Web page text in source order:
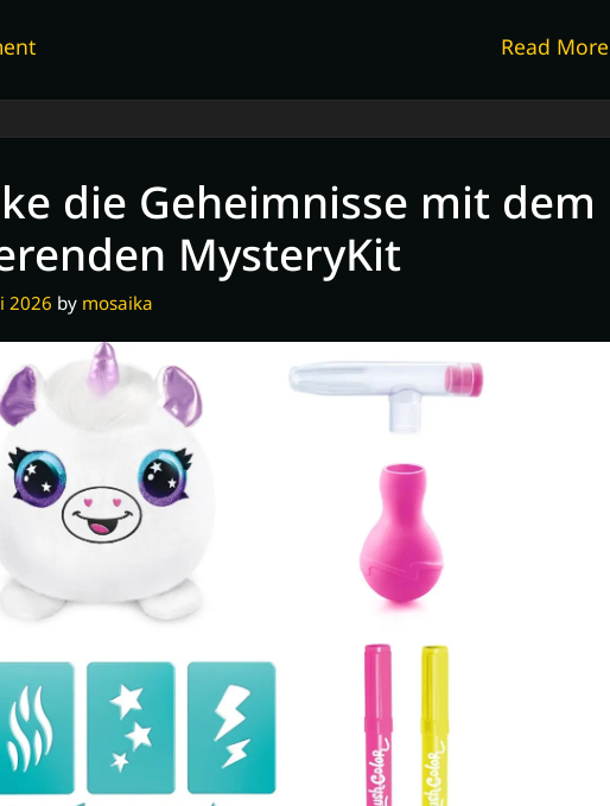
Read More
on
Wundersame
Reise
den
Zauberwald
die Geheimnisse mit dem
MysteryKit
2026 by mosaika